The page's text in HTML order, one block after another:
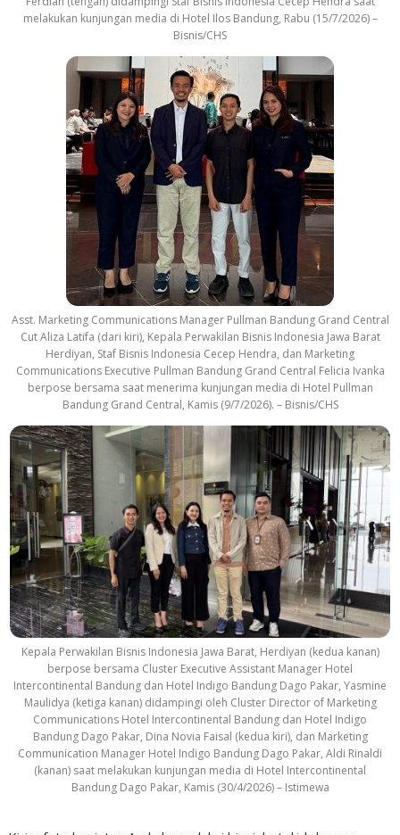
melakukan kunjungan media di Hotel Ilos Bandung, Rabu (15/7/2026) –
Bisnis/CHS
Asst. Marketing Communications Manager Pullman Bandung Grand Central
Cut Aliza Latifa (dari kiri), Kepala Perwakilan Bisnis Indonesia Jawa Barat
Herdiyan, Staf Bisnis Indonesia Cecep Hendra, dan Marketing
Communications Executive Pullman Bandung Grand Central Felicia Ivanka
berpose bersama saat menerima kunjungan media di Hotel Pullman
Bandung Grand Central, Kamis (9/7/2026). – Bisnis/CHS
Kepala Perwakilan Bisnis Indonesia Jawa Barat, Herdiyan (kedua kanan)
berpose bersama Cluster Executive Assistant Manager Hotel
Intercontinental Bandung dan Hotel Indigo Bandung Dago Pakar, Yasmine
Maulidya (ketiga kanan) didampingi oleh Cluster Director of Marketing
Communications Hotel Intercontinental Bandung dan Hotel Indigo
Bandung Dago Pakar, Dina Novia Faisal (kedua kiri), dan Marketing
Communication Manager Hotel Indigo Bandung Dago Pakar, Aldi Rinaldi
(kanan) saat melakukan kunjungan media di Hotel Intercontinental
Bandung Dago Pakar, Kamis (30/4/2026) – Istimewa